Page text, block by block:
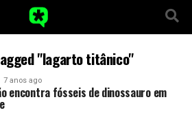
"lagarto titânico"
7 anos ago
encontra fósseis de dinossauro em